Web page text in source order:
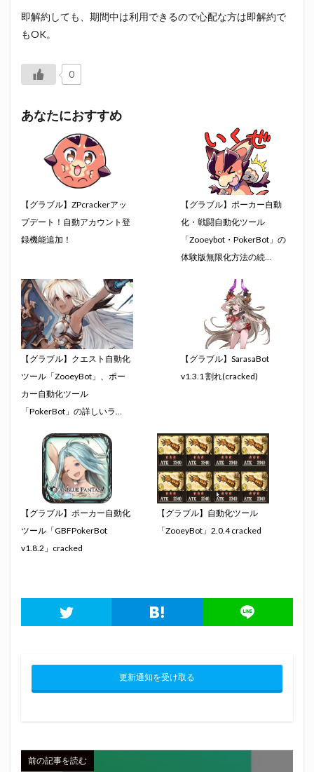
即解約しても、期間中は利用できるので心配な方は即解約で
もOK。
0
あなたにおすすめ
【グラブル】ZPcrackerアッ
プデート！自動アカウント登
録機能追加！
【グラブル】ポーカー自動
化・戦闘自動化ツール
「Zooeybot・PokerBot」の
体験版無限化方法の続…
【グラブル】クエスト自動化
ツール「ZooeyBot」、ポー
カー自動化ツール
「PokerBot」の詳しいラ…
【グラブル】SarasaBot
v1.3.1 割れ(cracked)
【グラブル】ポーカー自動化
ツール「GBFPokerBot
v1.8.2」cracked
【グラブル】自動化ツール
「ZooeyBot」2.0.4 cracked
更新通知を受け取る
前の記事を読む